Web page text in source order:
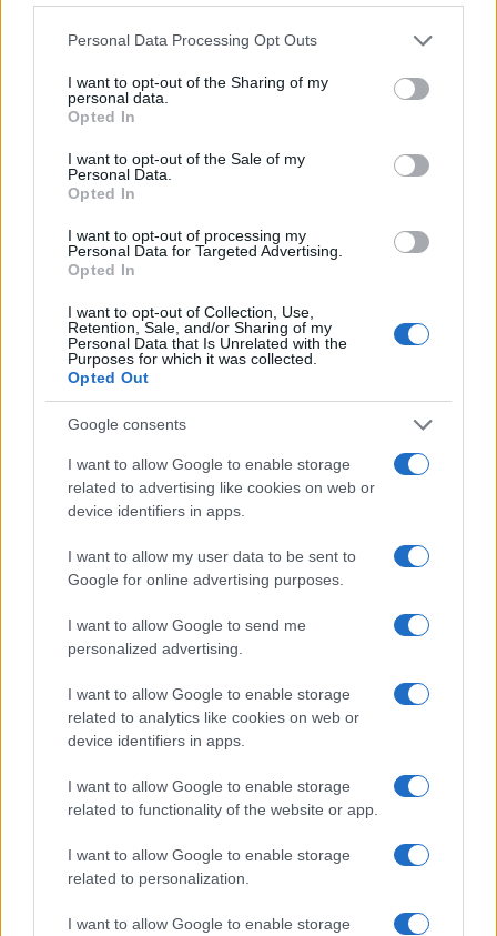
Please note that this website/app uses one or more Google
not limited to your visit or usage behaviour. You may click to
grant or deny consent to Google and its third-party tags to
use your data for below specified purposes in below Google
consent section.
Personal Data Processing Opt Outs
I want to opt-out of the Sharing of my
personal data.
Opted In
I want to opt-out of the Sale of my
Personal Data.
Opted In
I want to opt-out of processing my
Personal Data for Targeted Advertising.
Opted In
I want to opt-out of Collection, Use,
Retention, Sale, and/or Sharing of my
Personal Data that Is Unrelated with the
Purposes for which it was collected.
Opted Out
Google consents
I want to allow Google to enable storage
related to advertising like cookies on web or
device identifiers in apps.
I want to allow my user data to be sent to
Google for online advertising purposes.
I want to allow Google to send me
personalized advertising.
I want to allow Google to enable storage
related to analytics like cookies on web or
device identifiers in apps.
I want to allow Google to enable storage
related to functionality of the website or app.
I want to allow Google to enable storage
related to personalization.
I want to allow Google to enable storage
Continuez la lecture
NEWS
résilient
Juliette Bernard · 6 Août 2026